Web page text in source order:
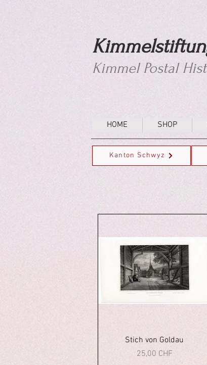
Kimmel Postal
HOME SHOP
Kanton Schwyz
Aperçu rapide
Stich von Goldau
Prix
25,00 CHF